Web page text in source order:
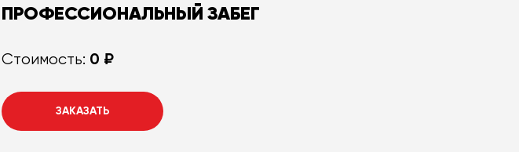
ПРОФЕССИОНАЛЬНЫЙ ЗАБЕГ
Стоимость: 0 ₽
ЗАКАЗАТЬ